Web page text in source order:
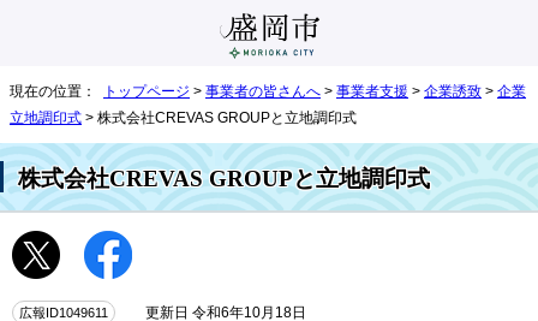
現在の位置： トップページ > 事業者の皆さんへ > 事業者支援 > 企業誘致 > 企業
立地調印式 > 株式会社CREVAS GROUPと立地調印式
株式会社CREVAS GROUPと立地調印式
広報ID1049611 更新日 令和6年10月18日